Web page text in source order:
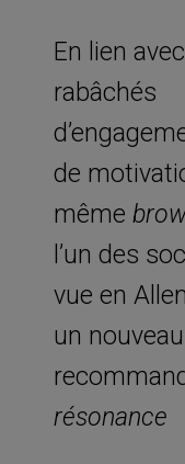
En lien
rabâchés
de
même
l’un des
vue en
un
résonance